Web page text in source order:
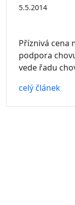
5.5.2014
Příznivá cena
podpora
vede řadu
celý článek